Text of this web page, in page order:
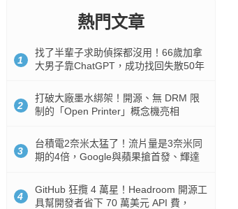
熱門文章
1
找了半輩子求助偵探都沒用！66歲加拿
大男子靠ChatGPT，成功找回失散50年
2
打破大廠墨水綁架！開源、無 DRM 限
制的「Open Printer」概念機亮相
3
台積電2奈米太猛了！流片量是3奈米同
期的4倍，Google與蘋果搶首發、輝達
4
GitHub 狂攬 4 萬星！Headroom 開源工
具幫開發者省下 70 萬美元 API 費，